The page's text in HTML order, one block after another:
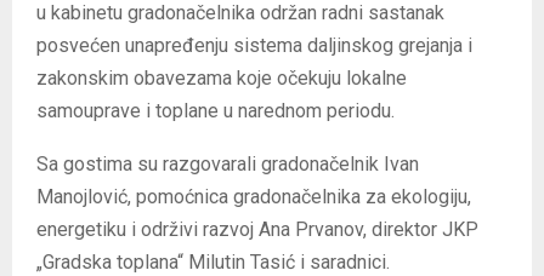
u kabinetu gradonačelnika održan radni sastanak
posvećen unapređenju sistema daljinskog grejanja i
zakonskim obavezama koje očekuju lokalne
samouprave i toplane u narednom periodu.
Sa gostima su razgovarali gradonačelnik Ivan
Manojlović, pomoćnica gradonačelnika za ekologiju,
energetiku i održivi razvoj Ana Prvanov, direktor JKP
„Gradska toplana“ Milutin Tasić i saradnici.